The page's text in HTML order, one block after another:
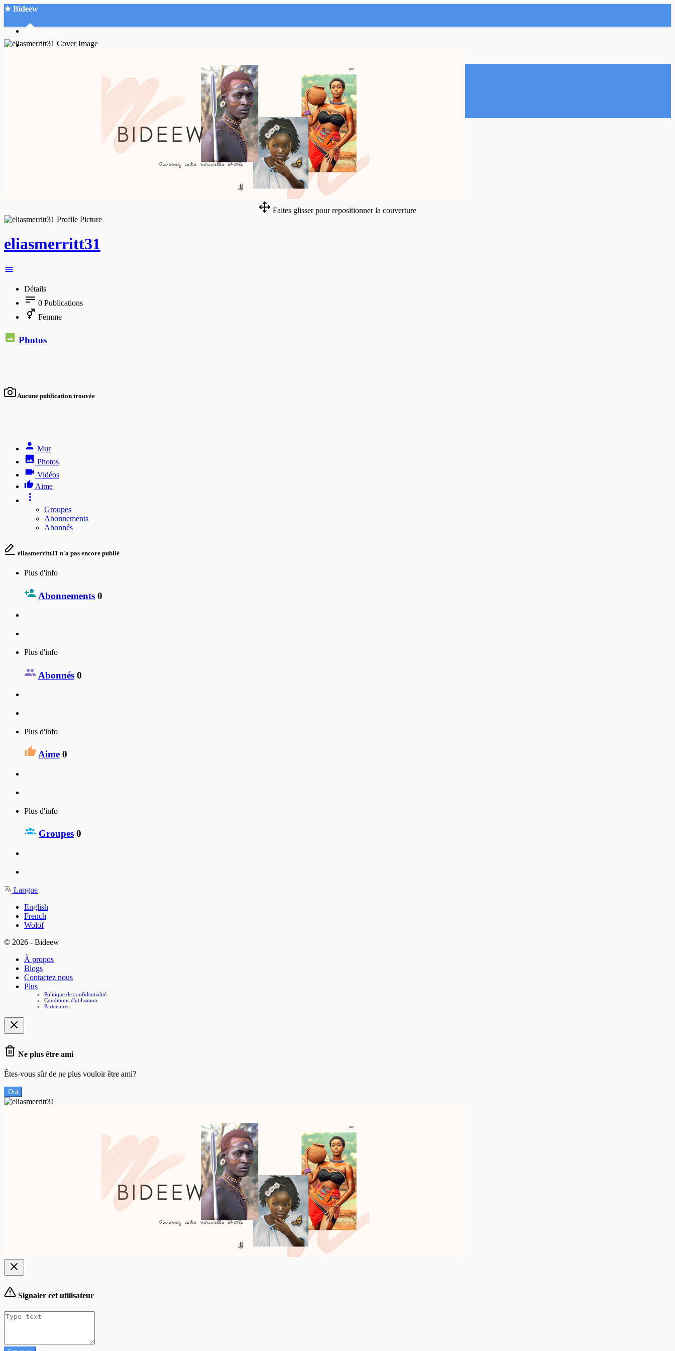
★ Bideew
Faites glisser pour repositionner la couverture
eliasmerritt31
Détails
0 Publications
Femme
Photos
Aucune publication trouvée
Mur
Photos
Vidéos
Aime
Groupes
Abonnements
Abonnés
eliasmerritt31 n'a pas encore publié
Plus d'info
Abonnements 0
Plus d'info
Abonnés 0
Plus d'info
Aime 0
Plus d'info
Groupes 0
Langue
English
French
Wolof
© 2026 - Bideew
À propos
Blogs
Contactez nous
Plus
Politique de confidentialité
Conditions d'utilisation
Partenaires
Ne plus être ami
Êtes-vous sûr de ne plus vouloir être ami?
Oui
Signaler cet utilisateur